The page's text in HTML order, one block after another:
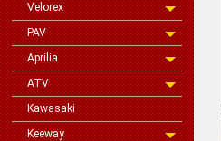
Velorex
PAV
Aprilia
ATV
Kawasaki
Keeway